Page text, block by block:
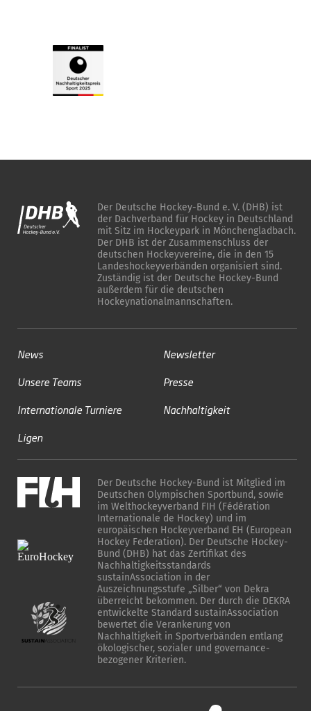
Der Deutsche Hockey-Bund e. V. (DHB) ist
der Dachverband für Hockey in Deutschland
mit Sitz im Hockeypark in Mönchengladbach.
Der DHB ist der Zusammenschluss der
deutschen Hockeyvereine, die in den 15
Landeshockeyverbänden organisiert sind.
Zuständig ist der Deutsche Hockey-Bund
außerdem für die deutschen
Hockeynationalmannschaften.
News
Unsere Teams
Internationale Turniere
Ligen
Newsletter
Presse
Nachhaltigkeit
Der Deutsche Hockey-Bund ist Mitglied im
Deutschen Olympischen Sportbund, sowie
im Welthockeyverband FIH (Fédération
Internationale de Hockey) und im
europäischen Hockeyverband EH (European
Hockey Federation). Der Deutsche Hockey-
Bund (DHB) hat das Zertifikat des
Nachhaltigkeitsstandards
sustainAssociation in der
Auszeichnungsstufe „Silber“ von Dekra
überreicht bekommen. Der durch die DEKRA
entwickelte Standard sustainAssociation
bewertet die Verankerung von
Nachhaltigkeit in Sportverbänden entlang
ökologischer, sozialer und governance-
bezogener Kriterien.